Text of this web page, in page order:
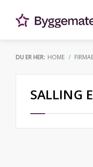
DU ER HER: HOME
SALLING